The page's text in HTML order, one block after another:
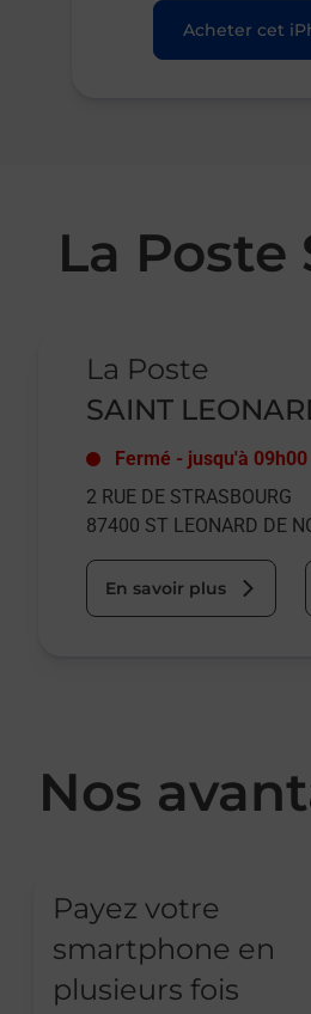
Acheter cet
La Poste
La Poste
SAINT
Fermé - jusqu'à 09h00
2 RUE DE STRASBOURG
87400 ST LEONARD DE
En savoir plus
Nos
Payez votre
smartphone en
plusieurs fois